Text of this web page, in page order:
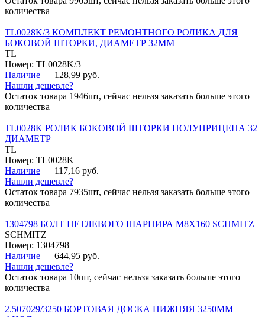
количества
TL0028K/3 КОМПЛЕКТ РЕМОНТНОГО РОЛИКА ДЛЯ
БОКОВОЙ ШТОРКИ, ДИАМЕТР 32ММ
TL
Номер: TL0028K/3
Наличие
128,99 руб.
Нашли дешевле?
Остаток товара 1946шт, сейчас нельзя заказать больше этого
количества
TL0028K РОЛИК БОКОВОЙ ШТОРКИ ПОЛУПРИЦЕПА 32
ДИАМЕТР
TL
Номер: TL0028K
Наличие
117,16 руб.
Нашли дешевле?
Остаток товара 7935шт, сейчас нельзя заказать больше этого
количества
1304798 БОЛТ ПЕТЛЕВОГО ШАРНИРА М8Х160 SCHMITZ
SCHMITZ
Номер: 1304798
Наличие
644,95 руб.
Нашли дешевле?
Остаток товара 10шт, сейчас нельзя заказать больше этого
количества
2.507029/3250 БОРТОВАЯ ДОСКА НИЖНЯЯ 3250ММ